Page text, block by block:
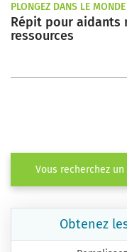
PLONGEZ DANS LE
Répit pour aidants
ressources
Vous recherchez
Obtenez